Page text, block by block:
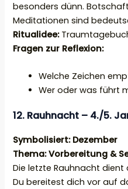
besonders dünn.
Meditationen sind
Ritualidee:
Fragen zur Reflexion:
Welche Zeichen
Wer oder was führt
12. Rauhnacht – 4./5.
Symbolisiert: Dezember
Thema: Vorbereitung &
Die letzte Rauhnacht dient
Du bereitest dich vor auf